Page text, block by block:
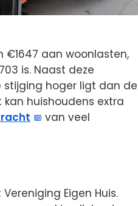
aan woonlasten,
is. Naast deze
stijging hoger ligt dan de
huishoudens extra
van veel
Eigen Huis.